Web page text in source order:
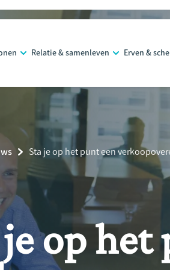
Relatie & samenleven Erven &
Current
Sta je op het punt een
op het